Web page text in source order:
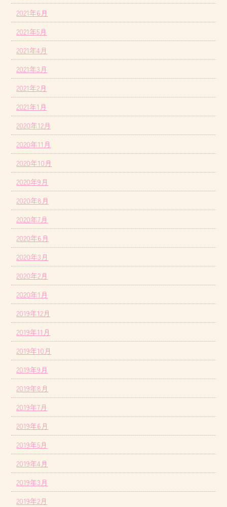
2021年6月
2021年5月
2021年4月
2021年3月
2021年2月
2021年1月
2020年12月
2020年11月
2020年10月
2020年9月
2020年8月
2020年7月
2020年6月
2020年3月
2020年2月
2020年1月
2019年12月
2019年11月
2019年10月
2019年9月
2019年8月
2019年7月
2019年6月
2019年5月
2019年4月
2019年3月
2019年2月